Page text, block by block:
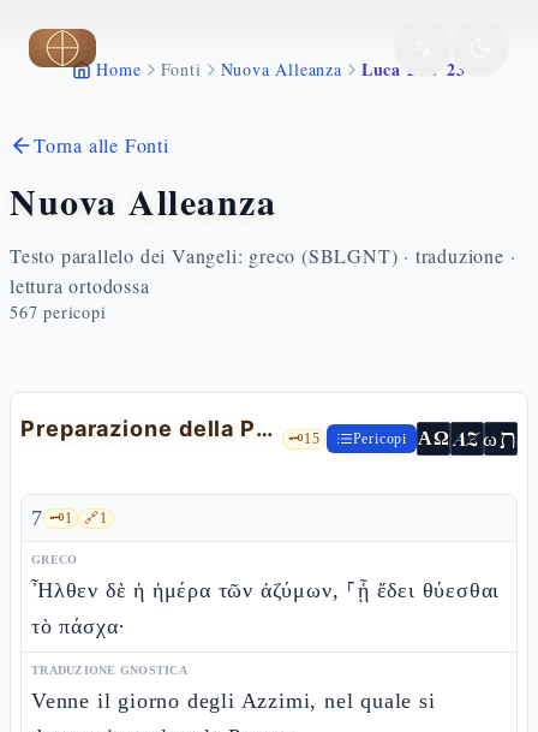
Vai al contenuto principale
Home Fonti Nuova Alleanza Luca 22 7 23
Torna alle Fonti
Nuova Alleanza
Testo parallelo dei Vangeli: greco (SBLGNT) · traduzione ·
lettura ortodossa
567 pericopi
Preparazione della Pasqua e ultima cena 🗝️15 Pericopi ΑΩ AZωת
7 🗝️1 🔗1
GRECO
Ἦλθεν δὲ ἡ ἡμέρα τῶν ἀζύμων, ⸀ᾗ ἔδει θύεσθαι
τὸ πάσχα·
TRADUZIONE GNOSTICA
Venne il giorno degli Azzimi, nel quale si